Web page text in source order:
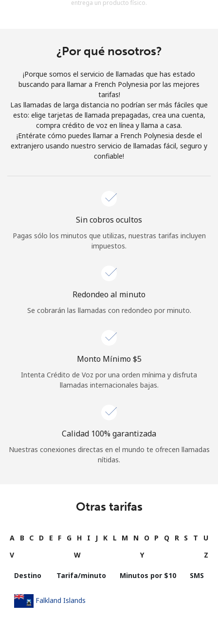
Al abrir una cuenta en este sitio web, estoy de acuerdo con
Únete
¡Hola!
Inicia sesión oREGÍSTRATE →
Iniciar Sesión
entrega un producto físico.
¿Por qué nosotros?
¡Porque somos el servicio de llamadas que has estado
buscando para llamar a French Polynesia por las mejores
tarifas!
Las llamadas de larga distancia no podrían ser más fáciles que
esto: elige tarjetas de llamada prepagadas, crea una cuenta,
compra crédito de voz en línea y llama a casa.
¡Entérate cómo puedes llamar a French Polynesia desde el
extranjero usando nuestro servicio de llamadas fácil, seguro y
confiable!
Sin cobros ocultos
Pagas sólo los minutos que utilizas, nuestras tarifas incluyen
impuestos.
Redondeo al minuto
Se cobrarán las llamadas con redondeo por minuto.
Monto Mínimo ⁦$5⁩
Intenta Crédito de Voz por una orden mínima y disfruta
llamadas internacionales bajas.
Calidad 100% garantizada
Nuestras conexiones directas en el mundo te ofrecen llamadas
nítidas.
Otras tarifas
A B C D E F G H I J K L M N O P Q R S T
U
V
W Y Z
Destino Tarifa/minuto Minutos por ⁦$10⁩ SMS
Falkland Islands